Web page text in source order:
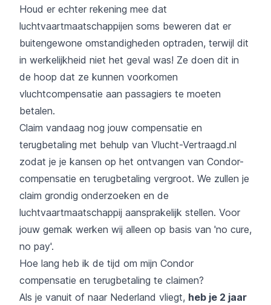
Houd er echter rekening mee dat
luchtvaartmaatschappijen soms beweren dat er
buitengewone omstandigheden optraden, terwijl dit
in werkelijkheid niet het geval was! Ze doen dit in
de hoop dat ze kunnen voorkomen
vluchtcompensatie aan passagiers te moeten
betalen.
Claim vandaag nog jouw compensatie en
terugbetaling met behulp van Vlucht-Vertraagd.nl
zodat je je kansen op het ontvangen van Condor-
compensatie en terugbetaling vergroot. We zullen je
claim grondig onderzoeken en de
luchtvaartmaatschappij aansprakelijk stellen. Voor
jouw gemak werken wij alleen op basis van 'no cure,
no pay'.
Hoe lang heb ik de tijd om mijn Condor
compensatie en terugbetaling te claimen?
Als je vanuit of naar Nederland vliegt, heb je 2 jaar